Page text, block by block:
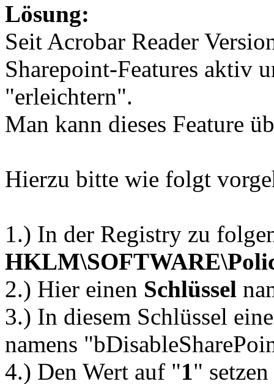
Lösung:
Seit Acrobar Reader
Sharepoint-Features aktiv
"erleichtern".
Man kann dieses Feature
Hierzu bitte wie folgt
1.) In der Registry zu
2.) Hier einen Schlüssel
3.) In diesem Schlüssel
namens
4.) Den Wert auf "1" setzen